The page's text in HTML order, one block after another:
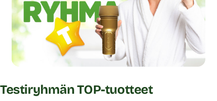
Testiryhmän TOP-tuotteet